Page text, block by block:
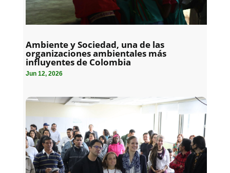
Ambiente y Sociedad, una de las
organizaciones ambientales más
influyentes de Colombia
Jun 12, 2026